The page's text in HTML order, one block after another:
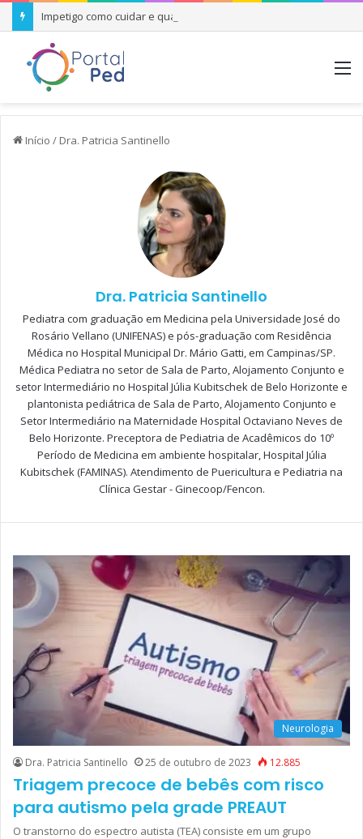
Impetigo como cuidar e quando se preocupar
Início / Dra. Patricia Santinello
Dra. Patricia Santinello
Pediatra com graduação em Medicina pela Universidade José do
Rosário Vellano (UNIFENAS) e pós-graduação com Residência
Médica no Hospital Municipal Dr. Mário Gatti, em Campinas/SP.
Médica Pediatra no setor de Sala de Parto, Alojamento Conjunto e
setor Intermediário no Hospital Júlia Kubitschek de Belo Horizonte e
plantonista pediátrica de Sala de Parto, Alojamento Conjunto e
Setor Intermediário na Maternidade Hospital Octaviano Neves de
Belo Horizonte. Preceptora de Pediatria de Acadêmicos do 10º
Período de Medicina em ambiente hospitalar, Hospital Júlia
Kubitschek (FAMINAS). Atendimento de Puericultura e Pediatria na
Clínica Gestar - Ginecoop/Fencon.
Neurologia
Dra. Patricia Santinello 25 de outubro de 2023 12.885
Triagem precoce de bebês com risco
para autismo pela grade PREAUT
O transtorno do espectro autista (TEA) consiste em um grupo